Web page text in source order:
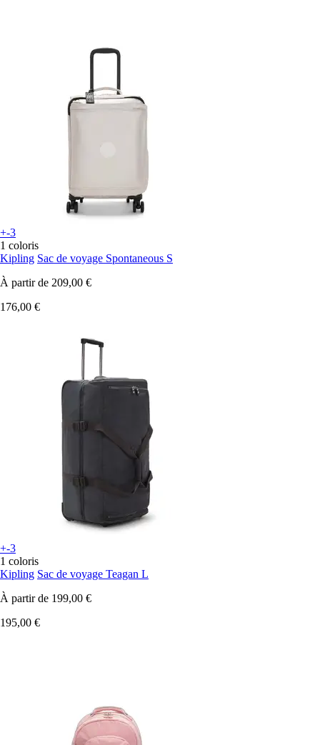
+-3
1 coloris
Kipling Sac de voyage Spontaneous S
À partir de 209,00 €
176,00 €
+-3
1 coloris
Kipling Sac de voyage Teagan L
À partir de 199,00 €
195,00 €